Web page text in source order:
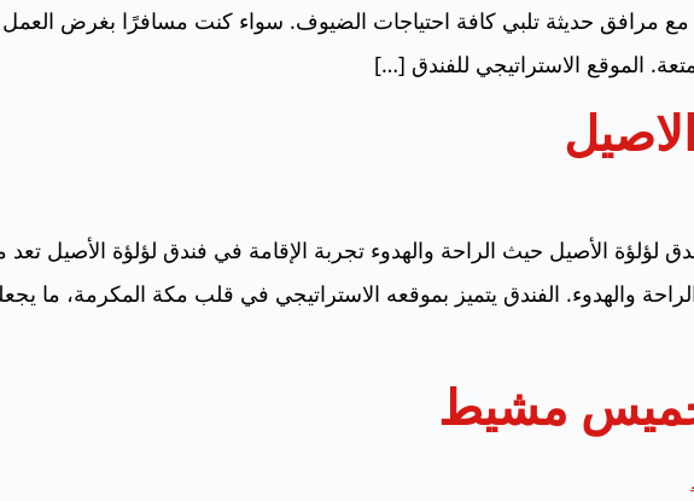
مع مرافق حديثة تلبي كافة احتياجات الضيوف. سواء كنت مسافرًا بغرض
الموقع الاستراتيجي للفندق […]
لؤلؤة الأصيل حيث الراحة والهدوء تجربة الإقامة في فندق لؤلؤة الأصيل
والهدوء. الفندق يتميز بموقعه الاستراتيجي في قلب مكة المكرمة، ما
خميس مشيط